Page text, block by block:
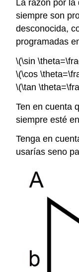
La razón por la
siempre son
desconocida,
programadas
\(\sin
\(\cos
\(\tan
Ten en cuenta
siempre esté
Tenga en
usarías seno